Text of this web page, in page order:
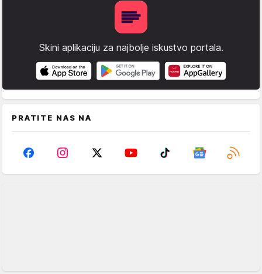
Skini aplikaciju za najbolje iskustvo portala.
PRATITE NAS NA